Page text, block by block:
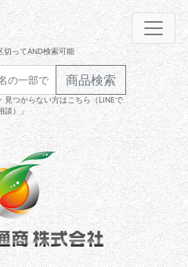
切ってAND検索可能
商品検索
見つからない方はこちら（LINEで
談）」